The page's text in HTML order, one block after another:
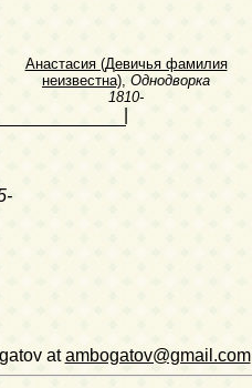
Анастасия (Девичья фамилия
неизвестна), Однодворка
1810-
atambogatov@gmail.com